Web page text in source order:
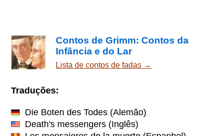
Contos de Grimm: Contos da
Infância e do Lar
Lista de contos de fadas →
Traduções:
Die Boten des Todes (Alemão)
Death's messengers (Inglês)